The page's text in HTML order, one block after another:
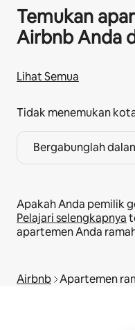
Temukan
Airbnb Anda
Lihat Semua
Tidak menemukan
Bergabunglah
Apakah Anda pemilik
Pelajari selengkapnya
apartemen Anda
Airbnb Apartemen